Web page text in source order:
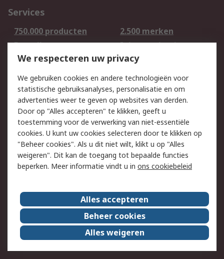
Services
750.000 producten
2.500 merken
Bestellen
Inkoopoplossingen
Retouren
Technisch advies
Track & Trace
Wettelijk
Cookiebeleid
Email veiligheid
Privacybeleid -
Bijgewerkt
Websitevoorwaarden
Algemene
verkoopvoorwaarden
Over RS
RS Group
Over ons
RS wereldwijd
Werken bij RS
ESG
We respecteren uw privacy
We gebruiken cookies en andere technologieën voor
statistische gebruiksanalyses, personalisatie en om
advertenties weer te geven op websites van derden.
Door op "Alles accepteren" te klikken, geeft u
toestemming voor de verwerking van niet-essentiële
cookies. U kunt uw cookies selecteren door te klikken op
"Beheer cookies". Als u dit niet wilt, klikt u op "Alles
weigeren". Dit kan de toegang tot bepaalde functies
beperken. Meer informatie vindt u in ons cookiebeleid
Alles accepteren
Beheer cookies
Alles weigeren